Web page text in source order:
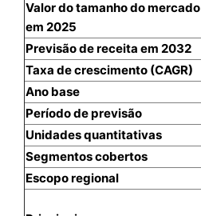
Valor do tamanho do mercado
em 2025
Previsão de receita em 2032
Taxa de crescimento (CAGR)
Ano base
Período de previsão
Unidades quantitativas
Segmentos cobertos
Escopo regional